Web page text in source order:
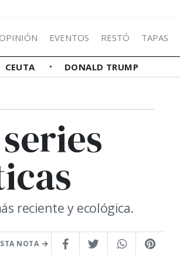
OPINIÓN EVENTOS RESTÓ TAPAS
CEUTA DONALD TRUMP
reciente y ecológica.
NOTA